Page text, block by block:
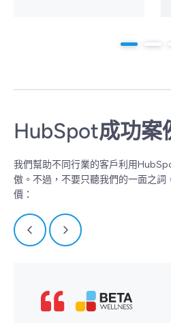
HubSpot成功案
我們幫助不同行業的客戶利用
傲。不過，不要只聽我們的一面之詞
價：